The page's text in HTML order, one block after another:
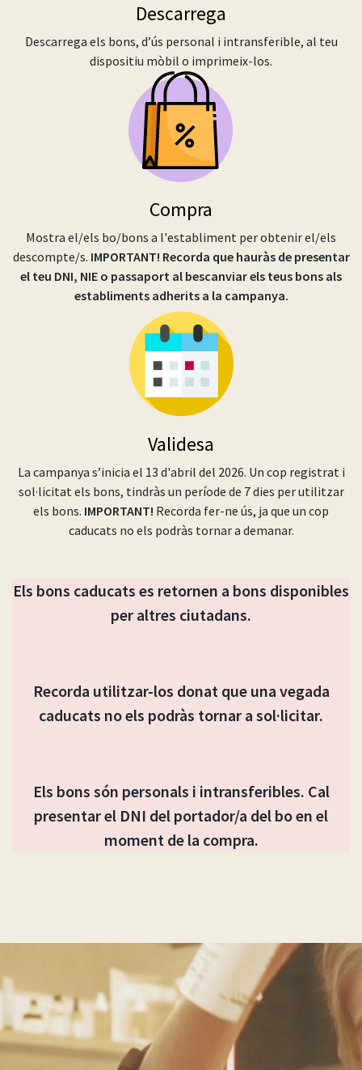
Descarrega
Descarrega els bons, d’ús personal i intransferible, al teu
dispositiu mòbil o imprimeix-los.
Compra
Mostra el/els bo/bons a l'establiment per obtenir el/els
descompte/s. IMPORTANT! Recorda que hauràs de presentar
el teu DNI, NIE o passaport al bescanviar els teus bons als
establiments adherits a la campanya.
Validesa
La campanya s’inicia el 13 d'abril del 2026. Un cop registrat i
sol·licitat els bons, tindràs un període de 7 dies per utilitzar
els bons. IMPORTANT! Recorda fer-ne ús, ja que un cop
caducats no els podràs tornar a demanar.
Els bons caducats es retornen a bons disponibles
per altres ciutadans.
Recorda utilitzar-los donat que una vegada
caducats no els podràs tornar a sol·licitar.
Els bons són personals i intransferibles. Cal
presentar el DNI del portador/a del bo en el
moment de la compra.